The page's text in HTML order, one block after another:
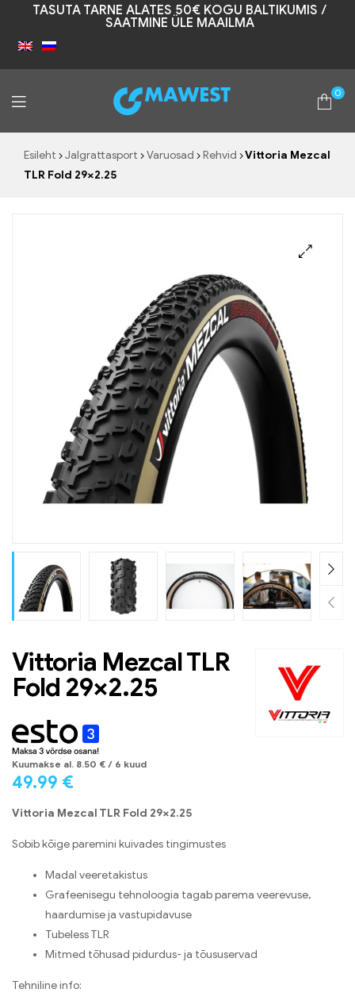
TASUTA TARNE ALATES 50€ KOGU BALTIKUMIS /
SAATMINE ÜLE MAAILMA
Mawest
0
Esileht Jalgrattasport Varuosad Rehvid
Vittoria Mezcal
TLR Fold 29×2.25
Vittoria Mezcal TLR
Fold 29×2.25
Kuumakse al. 8.50 € / 6 kuud
49.99 €
Vittoria Mezcal TLR Fold 29×2.25
Sobib kõige paremini kuivades tingimustes
Madal veeretakistus
Grafeenisegu tehnoloogia tagab parema veerevuse,
haardumise ja vastupidavuse
Tubeless TLR
Mitmed tõhusad pidurdus- ja tõususervad
Tehniline info: